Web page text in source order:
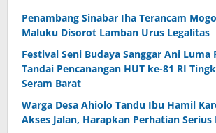
Penambang Sinabar Iha Terancam
Maluku Disorot Lamban Urus Legalitas
Festival Seni Budaya Sanggar Ani Luma
Tandai Pencanangan HUT ke-81 RI
Seram Barat
Warga Desa Ahiolo Tandu Ibu Hamil
Akses Jalan, Harapkan Perhatian